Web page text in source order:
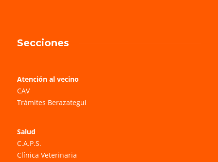
Secciones
Atención al vecino
CAV
Trámites Berazategui
Salud
C.A.P.S.
Clínica Veterinaria